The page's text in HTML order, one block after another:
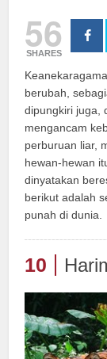
56
SHARES
berubah,
dipungkiri juga,
mengancam
perburuan liar,
hewan-hewan
dinyatakan
berikut adalah
punah di dunia.
10